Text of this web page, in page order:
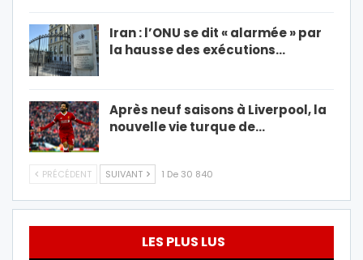
Iran : l’ONU se dit « alarmée » par
la hausse des exécutions…
Après neuf saisons à Liverpool, la
nouvelle vie turque de…
PRÉCÉDENT SUIVANT 1 De 30 840
LES PLUS LUS